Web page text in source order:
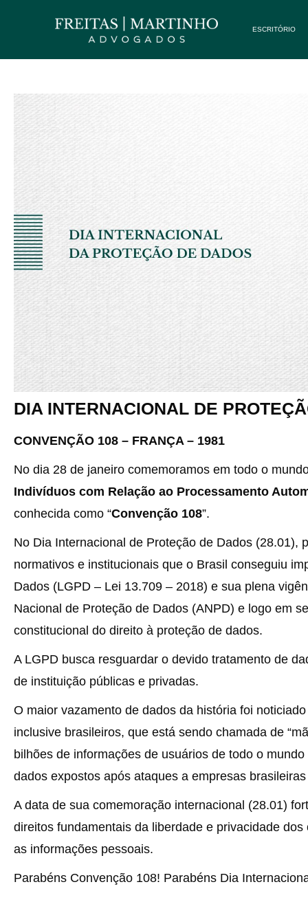
ESCRITÓRIO
DIA INTERNACIONAL DE
CONVENÇÃO 108 – FRANÇA – 1981
No dia 28 de janeiro comemoramos em todo o
Indivíduos com Relação ao Processamento
conhecida como “Convenção 108”.
No Dia Internacional de Proteção de Dados (28.01),
normativos e institucionais que o Brasil conseguiu
Dados (LGPD – Lei 13.709 – 2018) e sua plena
Nacional de Proteção de Dados (ANPD) e logo em
constitucional do direito à proteção de dados.
A LGPD busca resguardar o devido tratamento de
de instituição públicas e privadas.
O maior vazamento de dados da história foi
inclusive brasileiros, que está sendo chamada de
bilhões de informações de usuários de todo o
dados expostos após ataques a empresas brasileiras
A data de sua comemoração internacional (28.01)
direitos fundamentais da liberdade e privacidade
as informações pessoais.
Parabéns Convenção 108! Parabéns Dia